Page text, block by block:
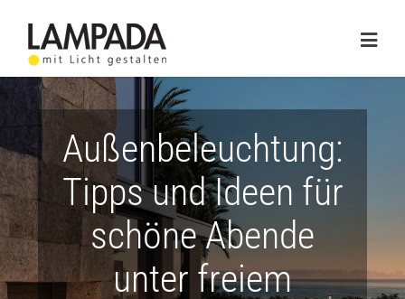
content
Online-Shop
Lichtplanung
Referenzen
Service
Außenbeleuchtung:
Tipps und Ideen für
schöne Abende
unter freiem